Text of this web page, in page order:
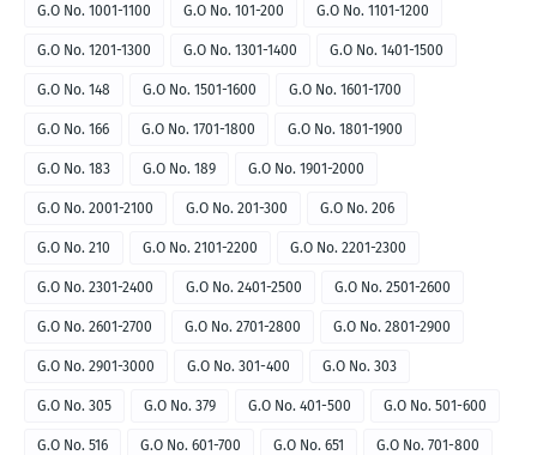
G.O No. 1001-1100 G.O No. 101-200 G.O No. 1101-1200
G.O No. 1201-1300 G.O No. 1301-1400 G.O No. 1401-1500
G.O No. 148 G.O No. 1501-1600 G.O No. 1601-1700
G.O No. 166 G.O No. 1701-1800 G.O No. 1801-1900
G.O No. 183 G.O No. 189 G.O No. 1901-2000
G.O No. 2001-2100 G.O No. 201-300 G.O No. 206
G.O No. 210 G.O No. 2101-2200 G.O No. 2201-2300
G.O No. 2301-2400 G.O No. 2401-2500 G.O No. 2501-2600
G.O No. 2601-2700 G.O No. 2701-2800 G.O No. 2801-2900
G.O No. 2901-3000 G.O No. 301-400 G.O No. 303
G.O No. 305 G.O No. 379 G.O No. 401-500 G.O No. 501-600
G.O No. 516 G.O No. 601-700 G.O No. 651 G.O No. 701-800